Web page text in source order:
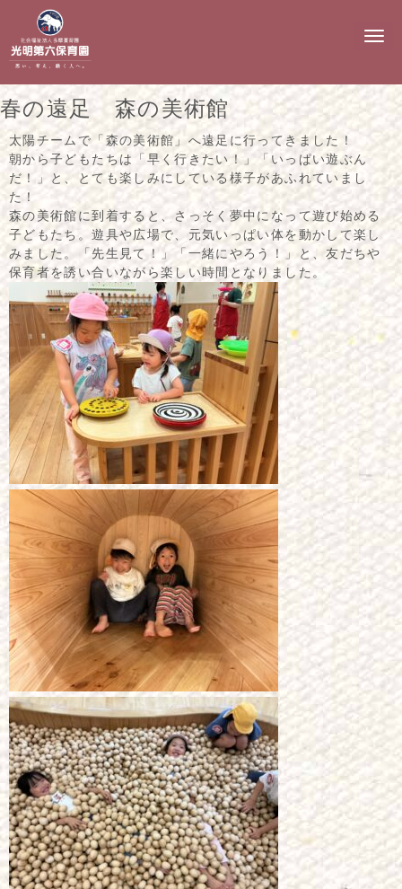
N
g
a
春の遠足 森の美術館
太陽チームで「森の美術館」へ遠足に行ってきました！
朝から子どもたちは「早く行きたい！」「いっぱい遊ぶん
だ！」と、とても楽しみにしている様子があふれていまし
た！
森の美術館に到着すると、さっそく夢中になって遊び始める
子どもたち。遊具や広場で、元気いっぱい体を動かして楽し
みました。「先生見て！」「一緒にやろう！」と、友だちや
保育者を誘い合いながら楽しい時間となりました。